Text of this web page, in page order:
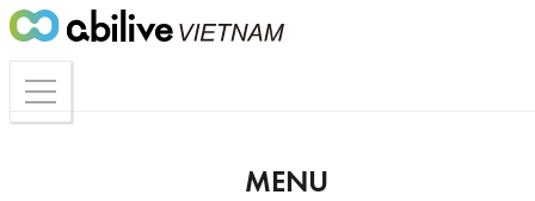
ツ
ま
で
ジ
ャ
ま
ジ
ャ
メ
ニ
ュ
MENU